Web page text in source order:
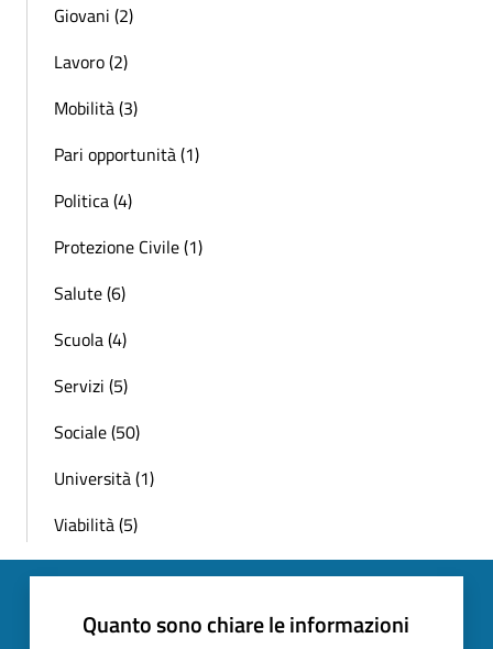
Giovani (2)
Lavoro (2)
Mobilità (3)
Pari opportunità (1)
Politica (4)
Protezione Civile (1)
Salute (6)
Scuola (4)
Servizi (5)
Sociale (50)
Università (1)
Viabilità (5)
Quanto sono chiare le informazioni